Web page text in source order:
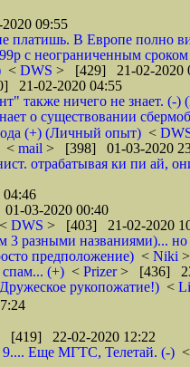
09:55
платишь. В Европе полно
с неограниченным
< DWS > [429] 21-02-2020
21-02-2020 04:55
также ничего не знает. (-)
о существовании
(+) (Личный опыт) <
< mail > [398] 01-03-2020
отрабатывая ки пи ай,
03-2020 00:40
< DWS > [403] 21-02-2020
3 разными названиями)...
предположение) < Niki
спам... (+) < Prizer> [436]
рукопожатие!) <
[419] 22-02-2020 12:22
Еще МГТС, Телетай. (-) <